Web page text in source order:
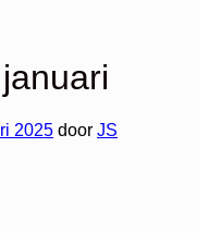
2025 door JS